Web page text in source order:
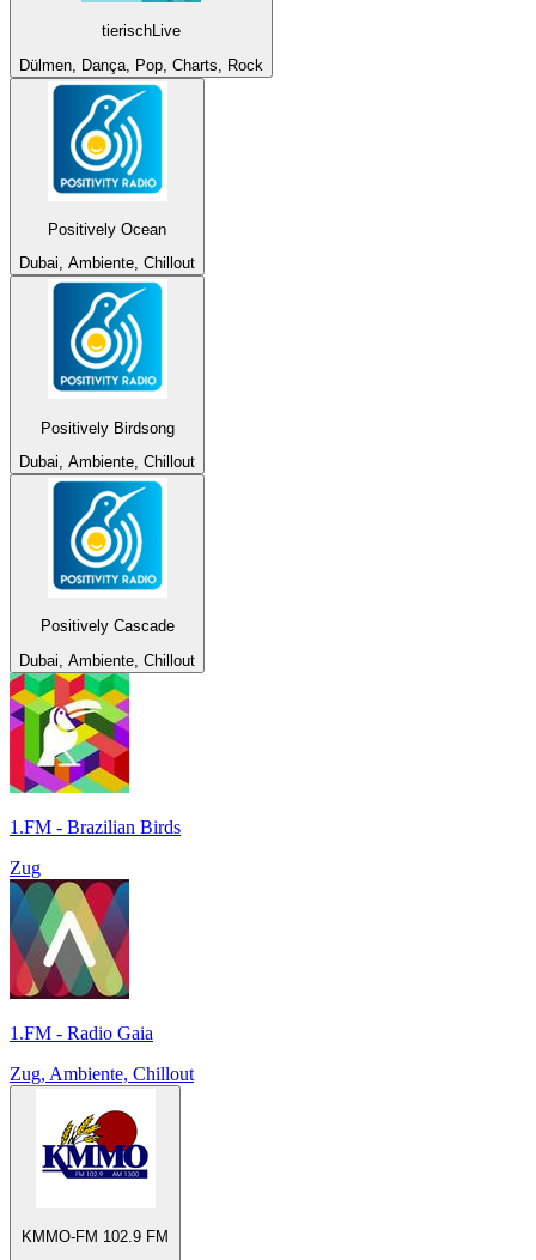
tierischLive
Dülmen, Dança, Pop, Charts, Rock
Positively Ocean
Dubai, Ambiente, Chillout
Positively Birdsong
Dubai, Ambiente, Chillout
Positively Cascade
Dubai, Ambiente, Chillout
1.FM - Brazilian Birds
Zug
1.FM - Radio Gaia
Zug, Ambiente, Chillout
KMMO-FM 102.9 FM